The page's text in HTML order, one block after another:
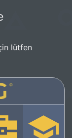
lütfen